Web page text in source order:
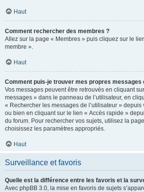
Haut
Comment rechercher des membres ?
Allez sur la page « Membres » puis cliquez sur le
membre ».
Haut
Comment puis-je trouver mes propres messages
Vos messages peuvent être retrouvés en cliquant
messages » dans le panneau de l’utilisateur, en
« Rechercher les messages de l’utilisateur » depuis
ou bien en cliquant sur le lien « Accès rapide »
du forum. Pour rechercher vos sujets, utilisez la
choisissez les paramètres appropriés.
Haut
Surveillance et favoris
Quelle est la différence entre les favoris et la
Avec phpBB 3.0, la mise en favoris de sujets